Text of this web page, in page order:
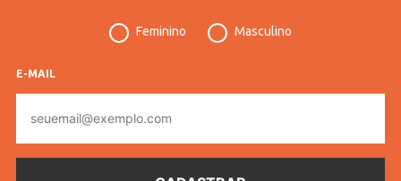
Verde
Feminino Masculino
E-MAIL
mail